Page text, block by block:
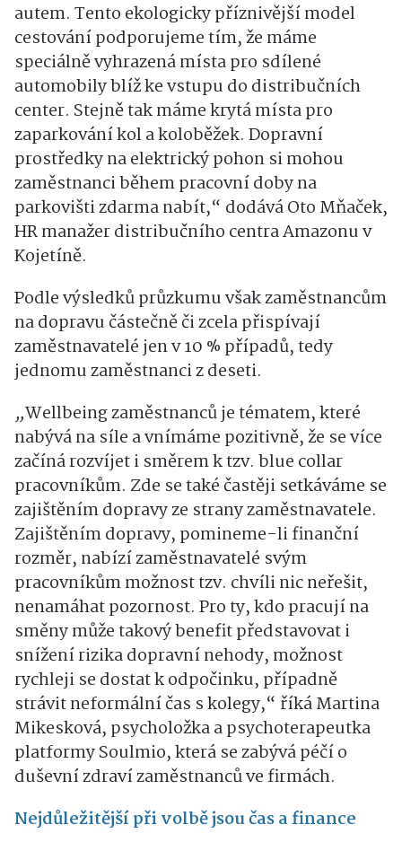
autem. Tento ekologicky příznivější model
cestování podporujeme tím, že máme
speciálně vyhrazená místa pro sdílené
automobily blíž ke vstupu do distribučních
center. Stejně tak máme krytá místa pro
zaparkování kol a koloběžek. Dopravní
prostředky na elektrický pohon si mohou
zaměstnanci během pracovní doby na
parkovišti zdarma nabít,“ dodává Oto Mňaček,
HR manažer distribučního centra Amazonu v
Kojetíně.
Podle výsledků průzkumu však zaměstnancům
na dopravu částečně či zcela přispívají
zaměstnavatelé jen v 10 % případů, tedy
jednomu zaměstnanci z deseti.
„Wellbeing zaměstnanců je tématem, které
nabývá na síle a vnímáme pozitivně, že se více
začíná rozvíjet i směrem k tzv. blue collar
pracovníkům. Zde se také častěji setkáváme se
zajištěním dopravy ze strany zaměstnavatele.
Zajištěním dopravy, pomineme-li finanční
rozměr, nabízí zaměstnavatelé svým
pracovníkům možnost tzv. chvíli nic neřešit,
nenamáhat pozornost. Pro ty, kdo pracují na
směny může takový benefit představovat i
snížení rizika dopravní nehody, možnost
rychleji se dostat k odpočinku, případně
strávit neformální čas s kolegy,“ říká Martina
Mikesková, psycholožka a psychoterapeutka
platformy Soulmio, která se zabývá péčí o
duševní zdraví zaměstnanců ve firmách.
Nejdůležitější při volbě jsou čas a finance